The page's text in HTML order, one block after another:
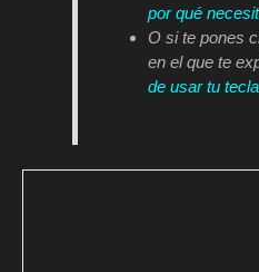
por qué
O si te pones
en el que te
de usar tu